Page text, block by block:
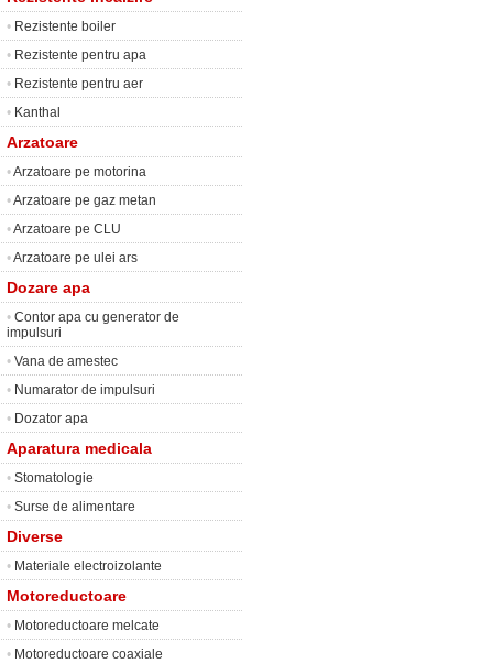
• Rezistente boiler
• Rezistente pentru apa
• Rezistente pentru aer
• Kanthal
Arzatoare
•Arzatoare pe motorina
•Arzatoare pe gaz metan
•Arzatoare pe CLU
•Arzatoare pe ulei ars
Dozare apa
• Contor apa cu generator de
impulsuri
• Vana de amestec
• Numarator de impulsuri
• Dozator apa
Aparatura medicala
• Stomatologie
• Surse de alimentare
Diverse
• Materiale electroizolante
Motoreductoare
• Motoreductoare melcate
• Motoreductoare coaxiale